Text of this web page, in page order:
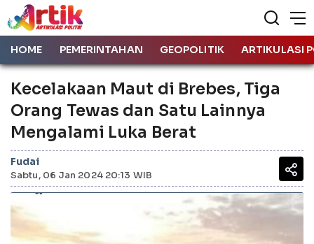
HOME PEMERINTAHAN GEOPOLITIK ARTIKULASI
Kecelakaan Maut di Brebes, Tiga
Orang Tewas dan Satu Lainnya
Mengalami Luka Berat
Fudai
Sabtu, 06 Jan 2024 20:13 WIB